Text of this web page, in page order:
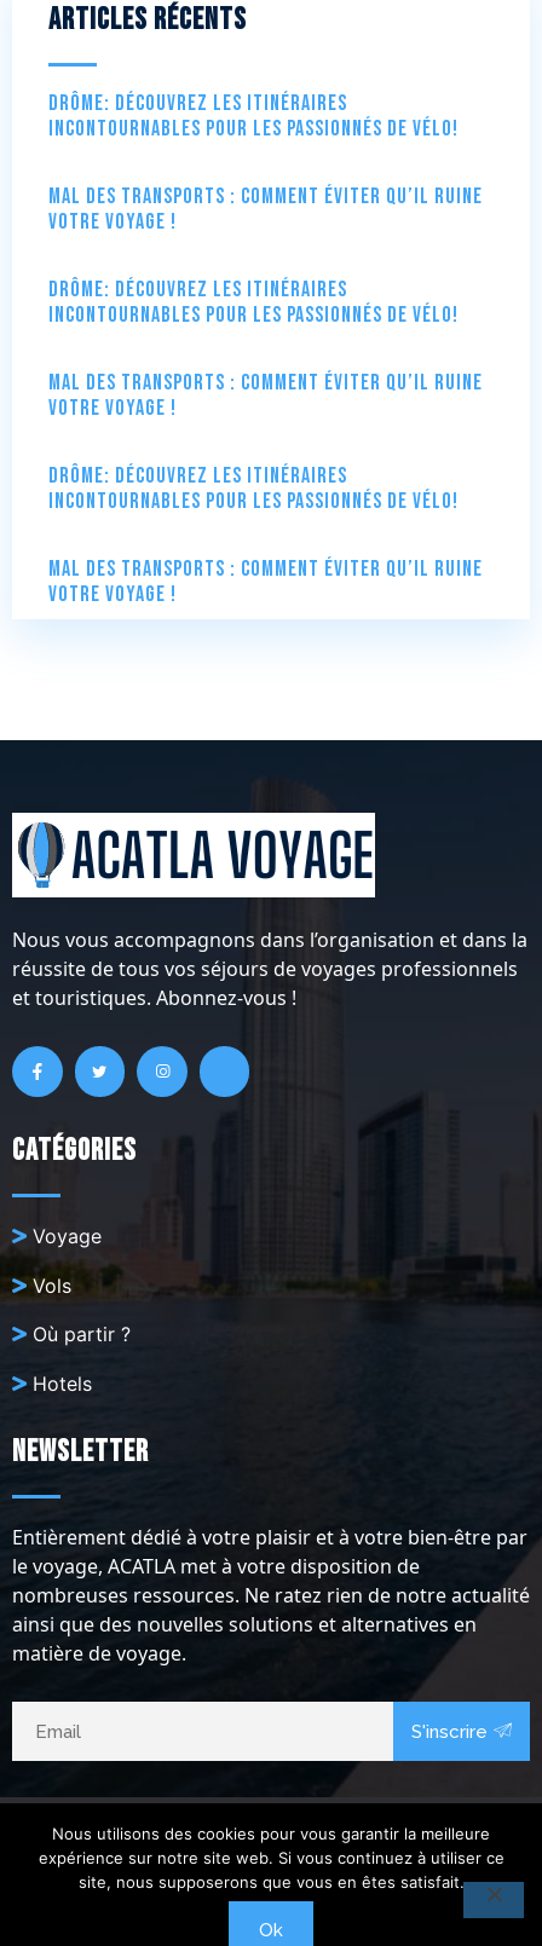
Articles récents
Drôme: Découvrez les itinéraires
incontournables pour les passionnés de vélo!
Mal des transports : comment éviter qu’il ruine
votre voyage !
Drôme: Découvrez les itinéraires
incontournables pour les passionnés de vélo!
Mal des transports : comment éviter qu’il ruine
votre voyage !
Drôme: Découvrez les itinéraires
incontournables pour les passionnés de vélo!
Mal des transports : comment éviter qu’il ruine
votre voyage !
Nous vous accompagnons dans l’organisation et dans la
réussite de tous vos séjours de voyages professionnels
et touristiques. Abonnez-vous !
Catégories
Voyage
Vols
Où partir ?
Hotels
Newsletter
Entièrement dédié à votre plaisir et à votre bien-être par
le voyage, ACATLA met à votre disposition de
nombreuses ressources. Ne ratez rien de notre actualité
ainsi que des nouvelles solutions et alternatives en
matière de voyage.
S'inscrire
Acatla Voyage
Nous utilisons des cookies pour vous garantir la meilleure
expérience sur notre site web. Si vous continuez à utiliser ce
site, nous supposerons que vous en êtes satisfait.
Ok